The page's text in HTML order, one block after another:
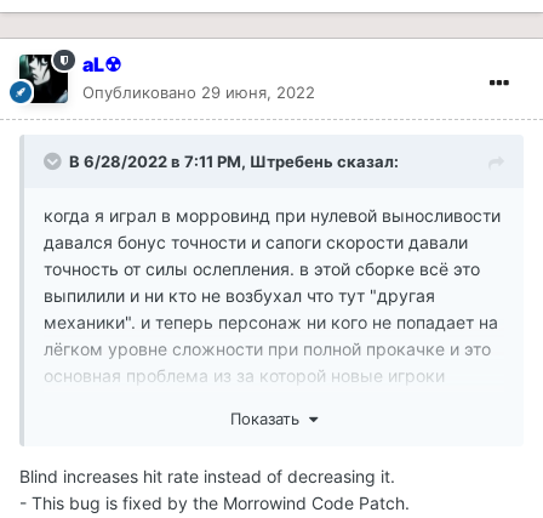
aL☢
Опубликовано 29 июня, 2022
В 6/28/2022 в 7:11 PM, Штребень сказал:
когда я играл в морровинд при нулевой выносливости
давался бонус точности и сапоги скорости давали
точность от силы ослепления. в этой сборке всё это
выпилили и ни кто не возбухал что тут "другая
механики". и теперь персонаж ни кого не попадает на
лёгком уровне сложности при полной прокачке и это
основная проблема из за которой новые игроки
единственный по настоящему нужный мод в игре, а
Показать
Blind increases hit rate instead of decreasing it.
- This bug is fixed by the Morrowind Code Patch.